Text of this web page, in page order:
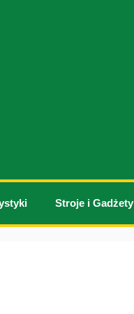
Stroje i Gadżety